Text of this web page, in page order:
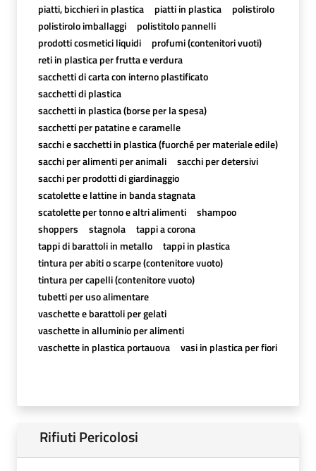
piatti, bicchieri in plastica
piatti in plastica
polistirolo
polistirolo imballaggi
polistitolo pannelli
prodotti cosmetici liquidi
profumi (contenitori vuoti)
reti in plastica per frutta e verdura
sacchetti di carta con interno plastificato
sacchetti di plastica
sacchetti in plastica (borse per la spesa)
sacchetti per patatine e caramelle
sacchi e sacchetti in plastica (fuorché per materiale edile)
sacchi per alimenti per animali
sacchi per detersivi
sacchi per prodotti di giardinaggio
scatolette e lattine in banda stagnata
scatolette per tonno e altri alimenti
shampoo
shoppers
stagnola
tappi a corona
tappi di barattoli in metallo
tappi in plastica
tintura per abiti o scarpe (contenitore vuoto)
tintura per capelli (contenitore vuoto)
tubetti per uso alimentare
vaschette e barattoli per gelati
vaschette in alluminio per alimenti
vaschette in plastica portauova
vasi in plastica per fiori
Rifiuti Pericolosi